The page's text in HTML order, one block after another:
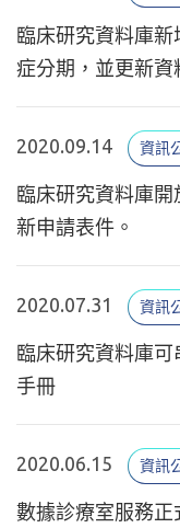
臨床研究資料庫
症分期，並更新資
2020.09.14 資訊
臨床研究資料庫
新申請表件。
2020.07.31 資訊
臨床研究資料庫
手冊
2020.06.15 資訊
數據診療室服務正